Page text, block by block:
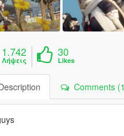
1.742
Λήψεις
30
Likes
Comments